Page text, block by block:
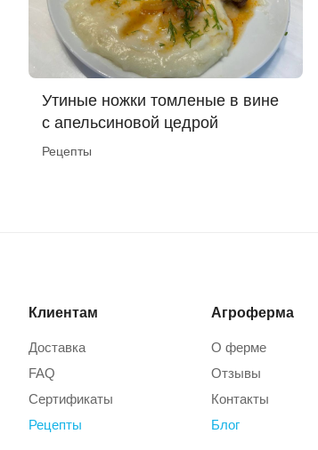
Утиные ножки томленые в вине
с апельсиновой цедрой
Рецепты
Клиентам
Доставка
FAQ
Сертификаты
Рецепты
Агроферма
О ферме
Отзывы
Контакты
Блог